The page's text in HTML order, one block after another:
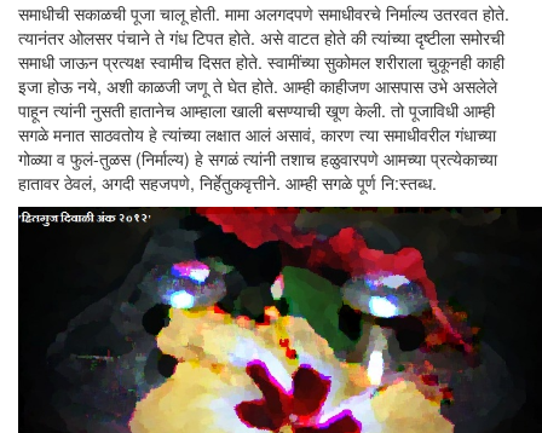
समाधीची सकाळची पूजा चालू होती. मामा अलगदपणे समाधीवरचे निर्माल्य उतरवत होते.
त्यानंतर ओलसर पंचाने ते गंध टिपत होते. असे वाटत होते की त्यांच्या दृष्टीला समोरची
समाधी जाऊन प्रत्यक्ष स्वामीच दिसत होते. स्वामींच्या सुकोमल शरीराला चुकूनही काही
इजा होऊ नये, अशी काळजी जणू ते घेत होते. आम्ही काहीजण आसपास उभे असलेले
पाहून त्यांनी नुसती हातानेच आम्हाला खाली बसण्याची खूण केली. तो पूजाविधी आम्ही
सगळे मनात साठवतोय हे त्यांच्या लक्षात आलं असावं, कारण त्या समाधीवरील गंधाच्या
गोळ्या व फुलं-तुळस (निर्माल्य) हे सगळं त्यांनी तशाच हळुवारपणे आमच्या प्रत्येकाच्या
हातावर ठेवलं, अगदी सहजपणे, निर्हेतुकवृत्तीने. आम्ही सगळे पूर्ण नि:स्तब्ध.